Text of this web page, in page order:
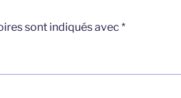
sont indiqués avec *